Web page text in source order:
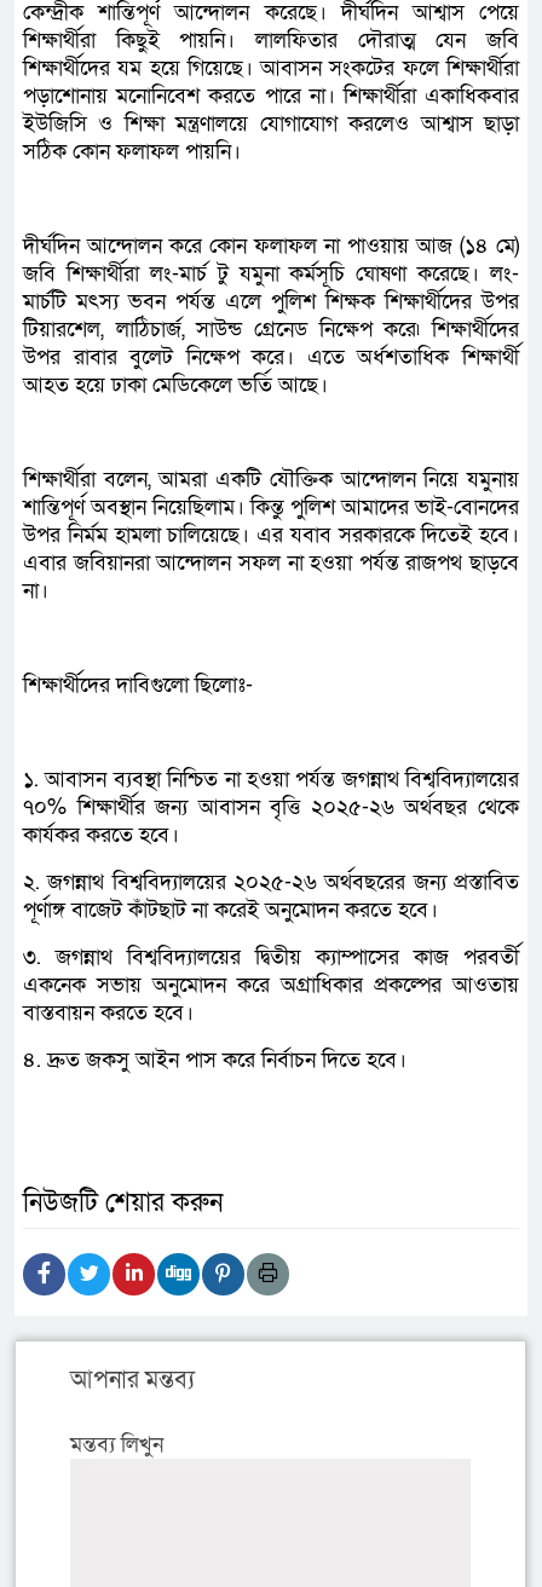
কেন্দ্রীক শান্তিপূর্ণ আন্দোলন করেছে। দীর্ঘদিন আশ্বাস পেয়ে
শিক্ষার্থীরা কিছুই পায়নি। লালফিতার দৌরাত্ম যেন জবি
শিক্ষার্থীদের যম হয়ে গিয়েছে। আবাসন সংকটের ফলে শিক্ষার্থীরা
পড়াশোনায় মনোনিবেশ করতে পারে না। শিক্ষার্থীরা একাধিকবার
ইউজিসি ও শিক্ষা মন্ত্রণালয়ে যোগাযোগ করলেও আশ্বাস ছাড়া
সঠিক কোন ফলাফল পায়নি।
দীর্ঘদিন আন্দোলন করে কোন ফলাফল না পাওয়ায় আজ (১৪ মে)
জবি শিক্ষার্থীরা লং-মার্চ টু যমুনা কর্মসূচি ঘোষণা করেছে। লং-
মার্চটি মৎস্য ভবন পর্যন্ত এলে পুলিশ শিক্ষক শিক্ষার্থীদের উপর
টিয়ারশেল, লাঠিচার্জ, সাউন্ড গ্রেনেড নিক্ষেপ করে৷ শিক্ষার্থীদের
উপর রাবার বুলেট নিক্ষেপ করে। এতে অর্ধশতাধিক শিক্ষার্থী
আহত হয়ে ঢাকা মেডিকেলে ভর্তি আছে।
শিক্ষার্থীরা বলেন, আমরা একটি যৌক্তিক আন্দোলন নিয়ে যমুনায়
শান্তিপূর্ণ অবস্থান নিয়েছিলাম। কিন্তু পুলিশ আমাদের ভাই-বোনদের
উপর নির্মম হামলা চালিয়েছে। এর যবাব সরকারকে দিতেই হবে।
এবার জবিয়ানরা আন্দোলন সফল না হওয়া পর্যন্ত রাজপথ ছাড়বে
না।
শিক্ষার্থীদের দাবিগুলো ছিলোঃ-
১. আবাসন ব্যবস্থা নিশ্চিত না হওয়া পর্যন্ত জগন্নাথ বিশ্ববিদ্যালয়ের
৭০% শিক্ষার্থীর জন্য আবাসন বৃত্তি ২০২৫-২৬ অর্থবছর থেকে
কার্যকর করতে হবে।
২. জগন্নাথ বিশ্ববিদ্যালয়ের ২০২৫-২৬ অর্থবছরের জন্য প্রস্তাবিত
পূর্ণাঙ্গ বাজেট কাঁটছাট না করেই অনুমোদন করতে হবে।
৩. জগন্নাথ বিশ্ববিদ্যালয়ের দ্বিতীয় ক্যাম্পাসের কাজ পরবর্তী
একনেক সভায় অনুমোদন করে অগ্রাধিকার প্রকল্পের আওতায়
বাস্তবায়ন করতে হবে।
৪. দ্রুত জকসু আইন পাস করে নির্বাচন দিতে হবে।
নিউজটি শেয়ার করুন
আপনার মন্তব্য
মন্তব্য লিখুন